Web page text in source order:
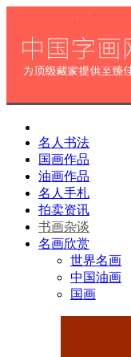
名人书法
国画作品
油画作品
名人手札
拍卖资讯
书画杂谈
名画欣赏
世界名画
中国油画
国画